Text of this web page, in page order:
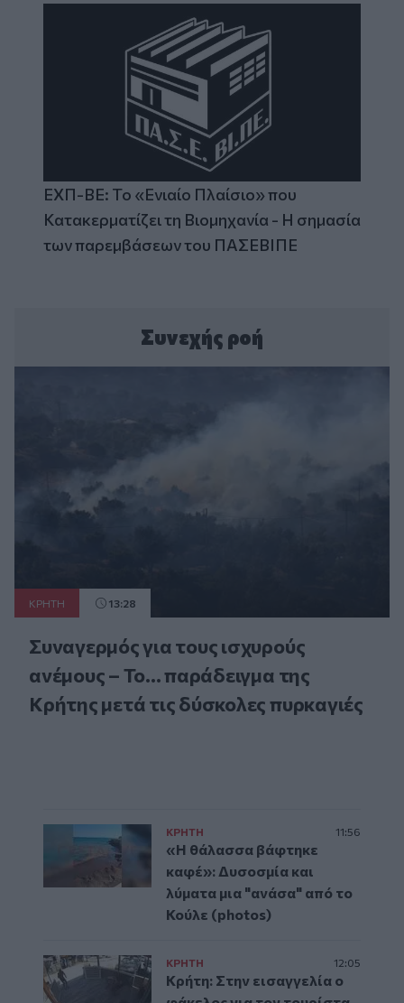
ΕΧΠ-ΒΕ: Το «Ενιαίο Πλαίσιο» που
Κατακερματίζει τη Βιομηχανία - Η σημασία
των παρεμβάσεων του ΠΑΣΕΒΙΠΕ
Συνεχής ροή
ΚΡΗΤΗ 13:28
Συναγερμός για τους ισχυρούς
ανέμους – Το... παράδειγμα της
Κρήτης μετά τις δύσκολες πυρκαγιές
ΚΡΗΤΗ 11:56
«Η θάλασσα βάφτηκε
καφέ»: Δυσοσμία και
λύματα μια "ανάσα" από το
Κούλε (photos)
ΚΡΗΤΗ 12:05
Κρήτη: Στην εισαγγελία ο